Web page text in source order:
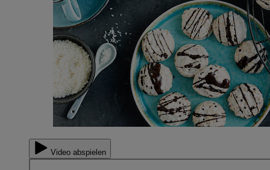
Video abspielen